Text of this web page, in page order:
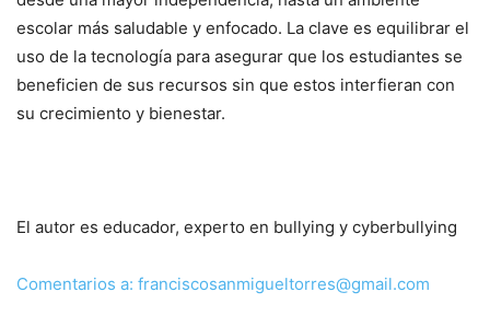
escolar más saludable y enfocado. La clave es equilibrar el
uso de la tecnología para asegurar que los estudiantes se
beneficien de sus recursos sin que estos interfieran con
su crecimiento y bienestar.
El autor es educador, experto en bullying y cyberbullying
Comentarios a: franciscosanmigueltorres@gmail.com